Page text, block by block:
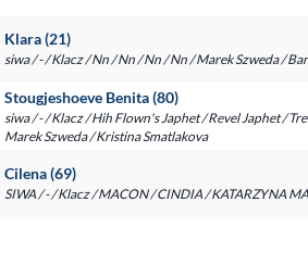
Klara (21)
siwa / - / Klacz / Nn / Nn / Nn / Nn / Marek Szweda /
Stougjeshoeve Benita (80)
siwa / - / Klacz / Hih Flown's Japhet / Revel Japhet /
Marek Szweda / Kristina Smatlakova
Cilena (69)
SIWA / - / Klacz / MACON / CINDIA / KATARZYNA